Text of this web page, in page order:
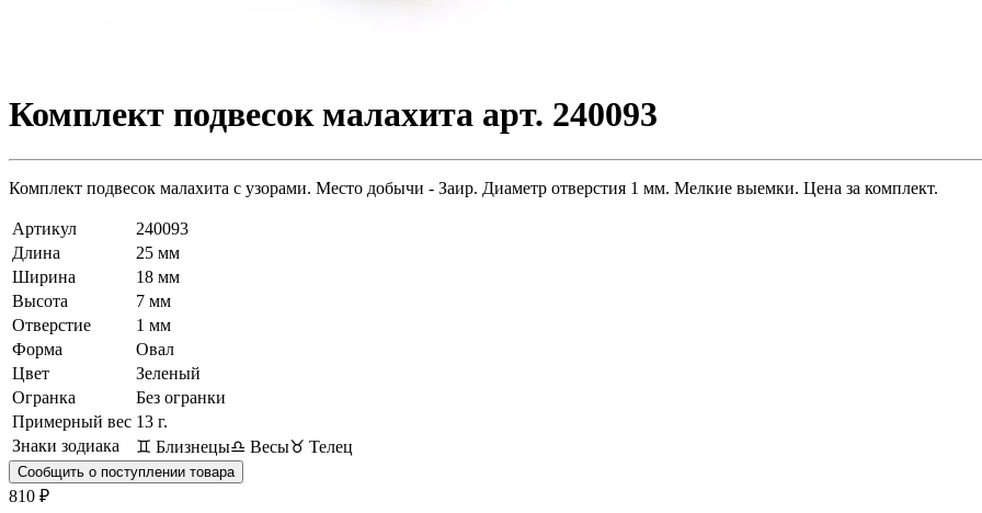
Комплект подвесок малахита арт. 240093
Комплект подвесок малахита с узорами. Место добычи - Заир. Диаметр отверстия 1 мм. Мелкие выемки. Цена за комплект.
Артикул
240093
Длина
25 мм
Ширина
18 мм
Высота
7 мм
Отверстие
1 мм
Форма
Овал
Цвет
Зеленый
Огранка
Без огранки
Примерный вес 13 г.
Знаки зодиака
♊ Близнецы♎ Весы♉ Телец
Сообщить о поступлении товара
810 ₽